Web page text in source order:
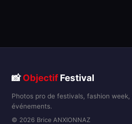
📸Objectif Festival
Photos pro de festivals, fashion
événements.
© 2026 Brice ANXIONNAZ